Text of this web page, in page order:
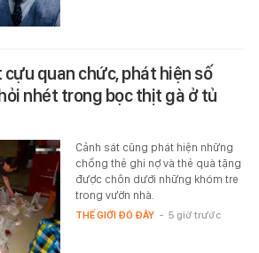
quan chức, phát hiện số
nhét trong bọc thịt gà ở tủ
Cảnh sát cũng phát hiện những
chồng thẻ ghi nợ và thẻ quà tặng
được chôn dưới những khóm tre
trong vườn nhà.
THẾ GIỚI ĐÓ ĐÂY - 5 giờ trước